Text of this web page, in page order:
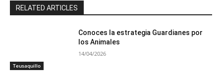
RELATED ARTICLES
Teusaquillo
Conoces la estrategia Guardianes por
los Animales
14/04/2026